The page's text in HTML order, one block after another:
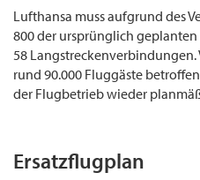
Lufthansa muss aufgrund des
800 der ursprünglich
58
rund 90.000 Fluggäste
der Flugbetrieb wieder
Ersatzflugplan